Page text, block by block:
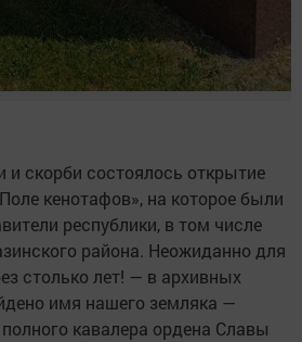
и скорби состоялось открытие
кенотафов», на которое были
республики, в том числе
района. Неожиданно для
столько лет! — в архивных
имя нашего земляка —
кавалера ордена Славы